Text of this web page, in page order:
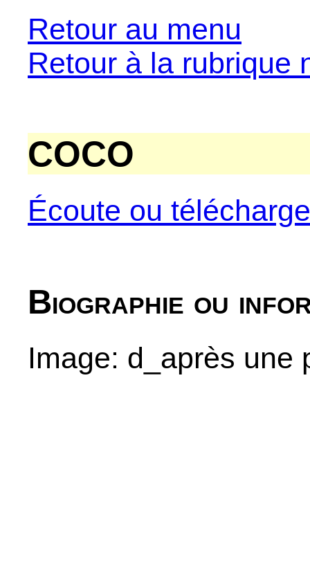
Retour au menu
Retour à la rubrique
COCO
Écoute ou
Biographie ou
Image: d_après une